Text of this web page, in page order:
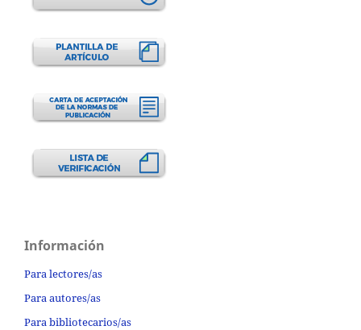
Información
Para lectores/as
Para autores/as
Para bibliotecarios/as